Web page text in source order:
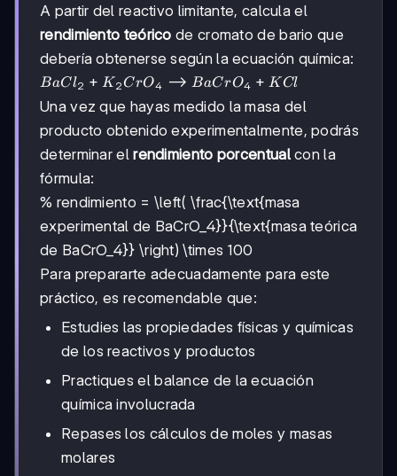
A partir del reactivo limitante, calcula el
rendimiento teórico de cromato de bario que
debería obtenerse según la ecuación química:
BaCl_2 +
K_2CrO_4
\longrightarrow
BaCrO_4 + KCl
BaCl2 + K 2CrO4 ⟶ BaCrO4 + KCl
Una vez que hayas medido la masa del
producto obtenido experimentalmente, podrás
determinar elrendimiento porcentualcon la
fórmula:
% rendimiento = \left( \frac{\text{masa
experimental de BaCrO_4}}{\text{masa teórica
de BaCrO_4}} \right) \times 100
Para prepararte adecuadamente para este
práctico, es recomendable que:
Estudies las propiedades físicas y químicas
de los reactivos y productos
Practiques el balance de la ecuación
química involucrada
Repases los cálculos de moles y masas
molares